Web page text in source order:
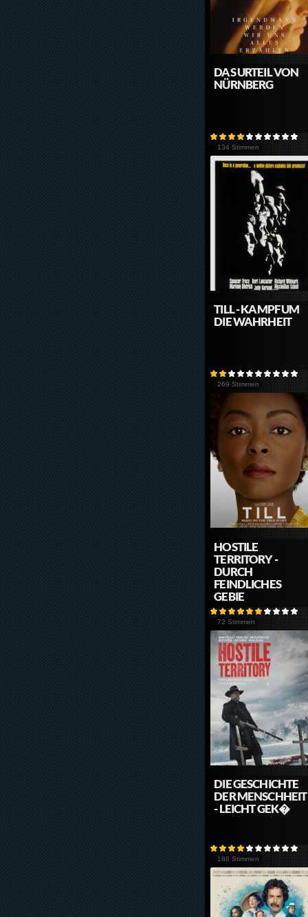
DAS URTEIL VON
NÜRNBERG
134 Stimmen
TILL - KAMPF UM
DIE WAHRHEIT
269 Stimmen
HOSTILE
TERRITORY -
DURCH
FEINDLICHES
GEBIE
72 Stimmen
DIE GESCHICHTE
DER MENSCHHEIT
- LEICHT GEK�
188 Stimmen